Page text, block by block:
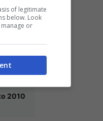
2010
of legitimate
below. Look
or